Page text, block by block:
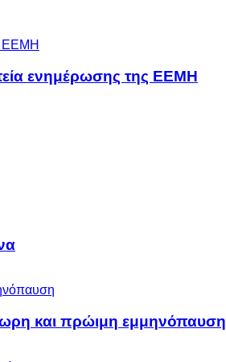
ενημέρωσης της ΕΕΜΗ
και πρώιμη εμμηνόπαυση